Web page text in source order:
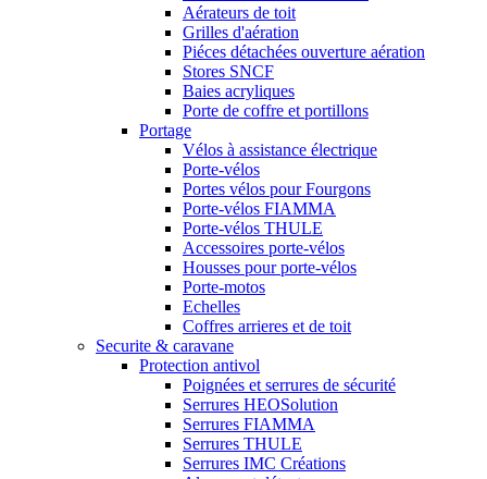
Aérateurs de toit
Grilles d'aération
Piéces détachées ouverture aération
Stores SNCF
Baies acryliques
Porte de coffre et portillons
Portage
Vélos à assistance électrique
Porte-vélos
Portes vélos pour Fourgons
Porte-vélos FIAMMA
Porte-vélos THULE
Accessoires porte-vélos
Housses pour porte-vélos
Porte-motos
Echelles
Coffres arrieres et de toit
Securite & caravane
Protection antivol
Poignées et serrures de sécurité
Serrures HEOSolution
Serrures FIAMMA
Serrures THULE
Serrures IMC Créations